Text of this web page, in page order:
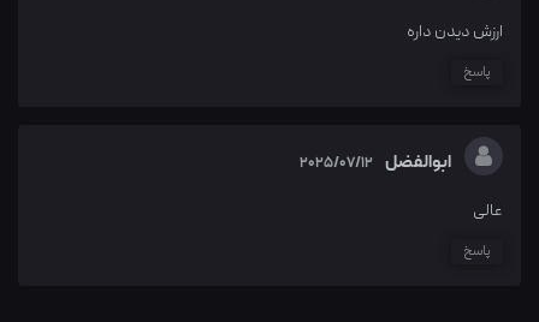
ارزش دیدن داره
پاسخ
ابوالفضل 2025/07/12
عالی
پاسخ